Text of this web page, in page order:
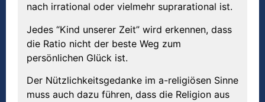
nach irrational oder vielmehr suprarational ist.
Jedes “Kind unserer Zeit” wird erkennen, dass
die Ratio nicht der beste Weg zum
persönlichen Glück ist.
Der Nützlichkeitsgedanke im a-religiösen Sinne
muss auch dazu führen, dass die Religion aus